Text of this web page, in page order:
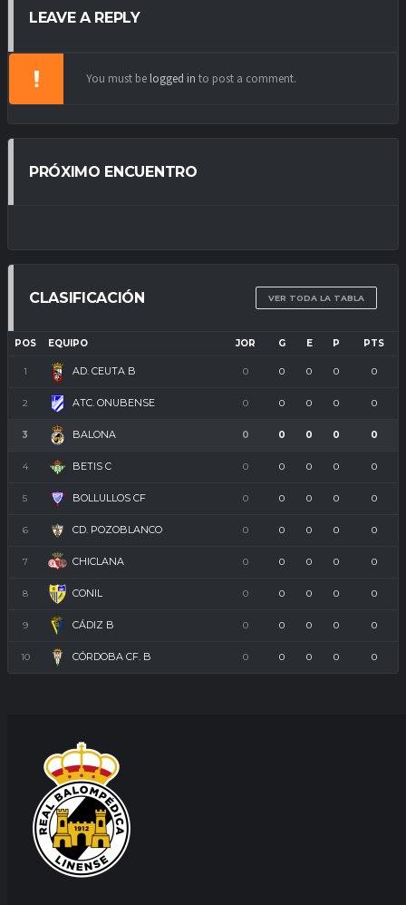
LEAVE A REPLY
You must be logged in to post a comment.
PRÓXIMO ENCUENTRO
CLASIFICACIÓN VER TODA LA TABLA
POS EQUIPO JOR G E P PTS
1 AD. CEUTA B 0 0 0 0 0
2 ATC. ONUBENSE 0 0 0 0 0
3 BALONA 0 0 0 0 0
4 BETIS C 0 0 0 0 0
5 BOLLULLOS CF 0 0 0 0 0
6 CD. POZOBLANCO 0 0 0 0 0
7 CHICLANA 0 0 0 0 0
8 CONIL 0 0 0 0 0
9 CÁDIZ B 0 0 0 0 0
10 CÓRDOBA CF. B 0 0 0 0 0